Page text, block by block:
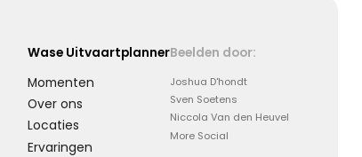
Wase Uitvaartplanner
Momenten
Over ons
Locaties
Ervaringen
Beelden door:
Joshua D'hondt
Sven Soetens
Niccola Van den Heuvel
More Social